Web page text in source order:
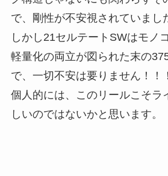
で、剛性が不安視されていまし
しかし21セルテートSWはモノ
軽量化の両立が図られた末の
で、一切不安は要りません！！！
個人的には、このリールこそラ
しいのではないかと思います。